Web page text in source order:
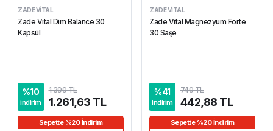
ZADE VITAL
Zade Vital Dim Balance 30
Kapsül
%10
indirim
1.399 TL
1.261,63 TL
Sepette %20 İndirim
ZADE VITAL
Zade Vital Magnezyum Forte
30 Saşe
%41
indirim
749 TL
442,88 TL
Sepette %20 İndirim